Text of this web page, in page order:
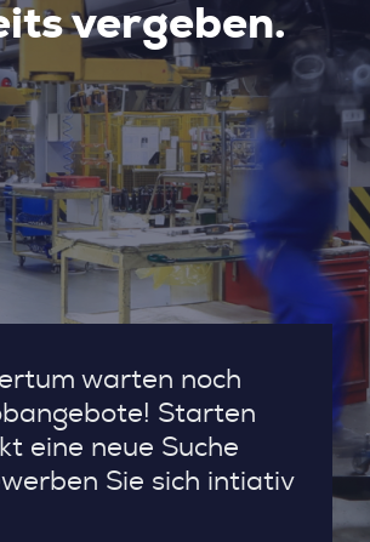
vergeben.
warten noch
Starten
eine neue Suche
Sie sich intiativ